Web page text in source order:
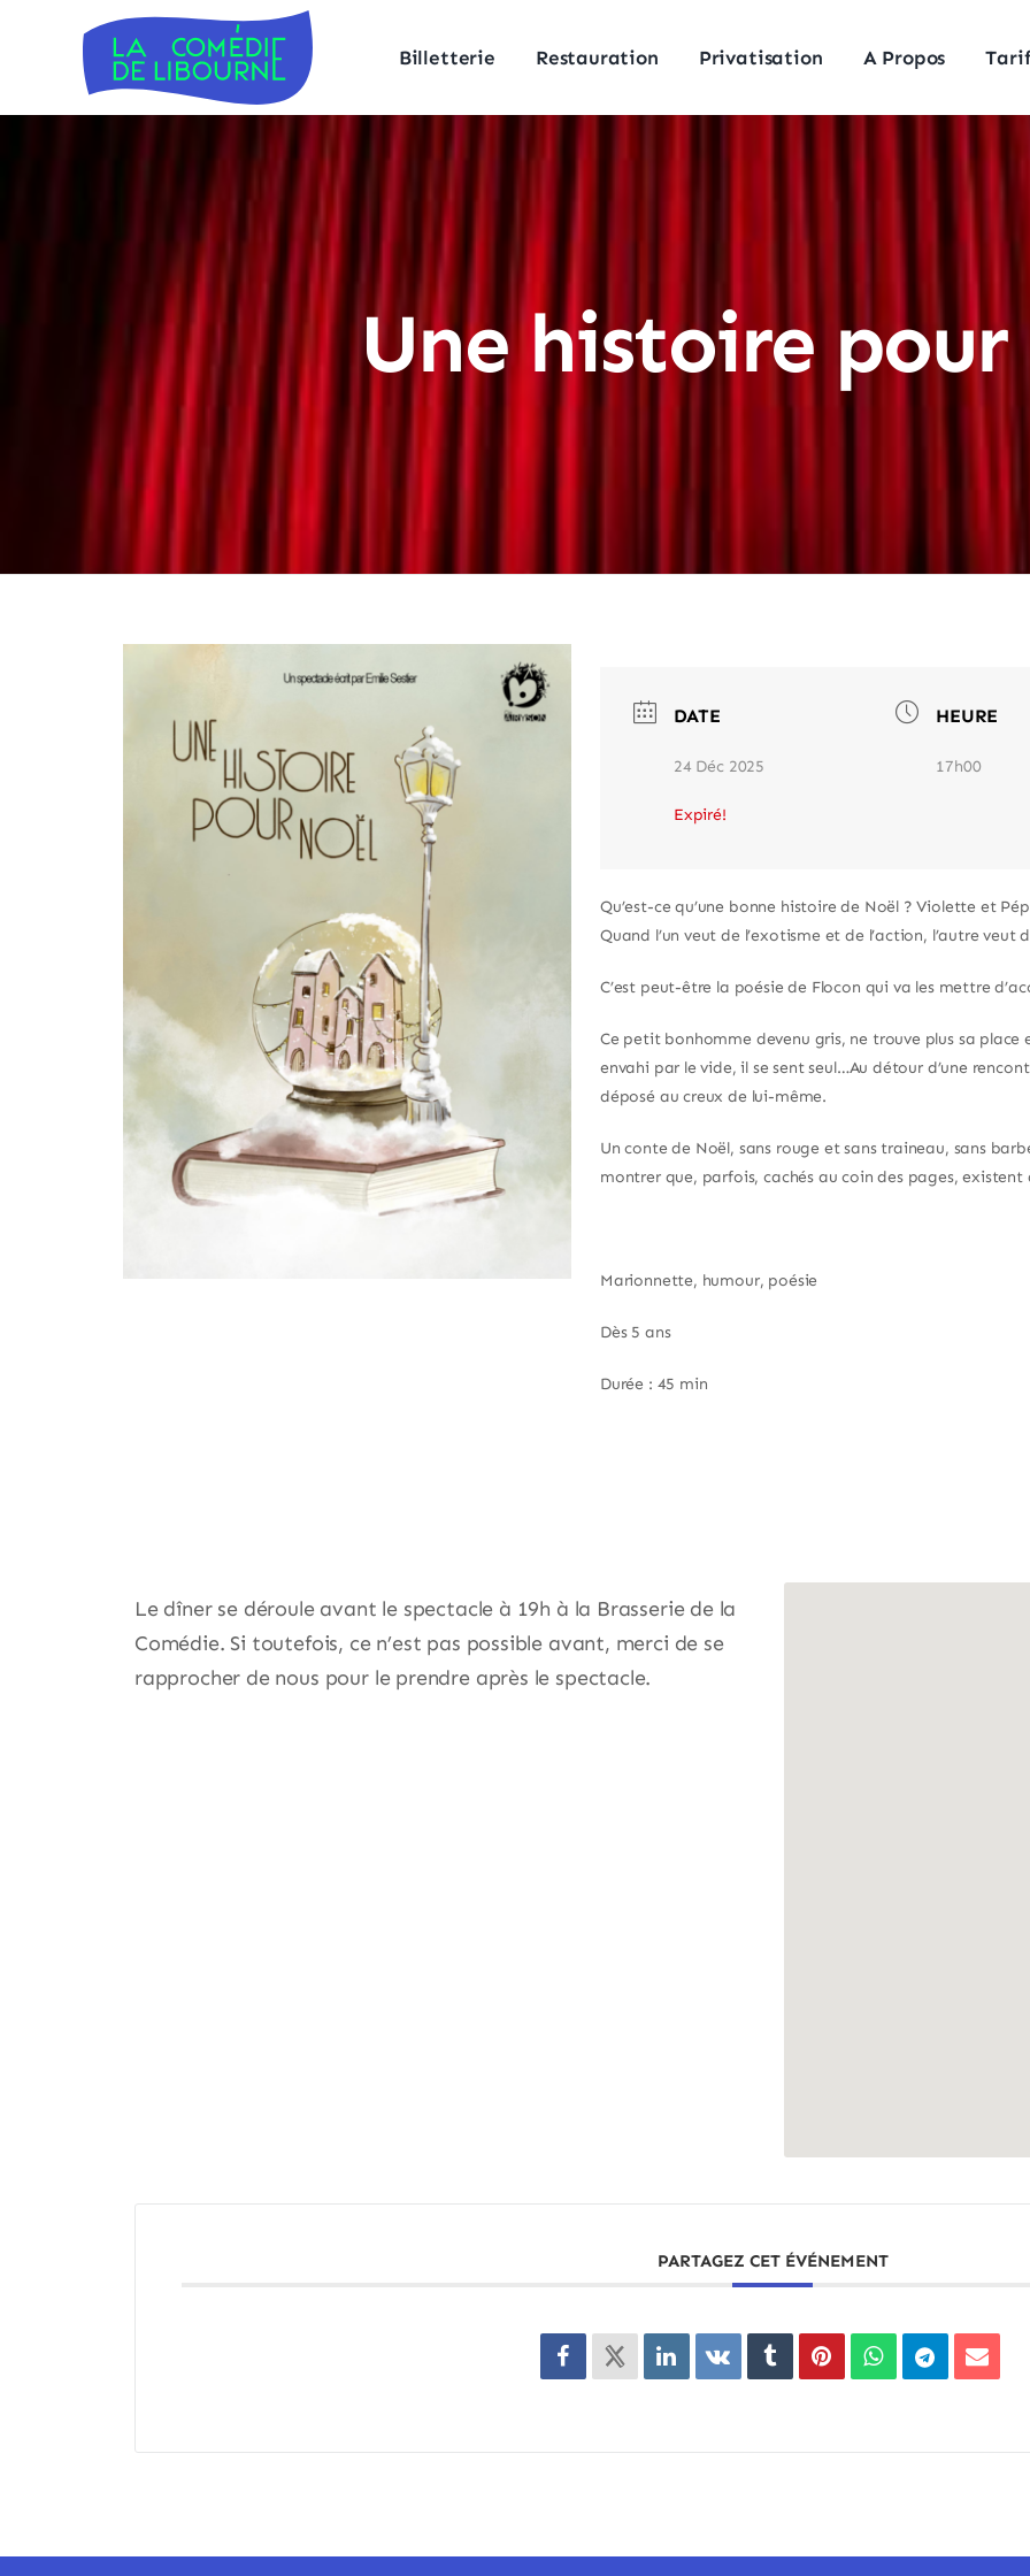
Billetterie Restauration Privatisation A Propos
Une histoire pour
DATE
24 Déc 2025
Expiré!
HEURE
17h00
Qu’est-ce qu’une bonne histoire de Noël ? Violette et
Quand l’un veut de l’exotisme et de l’action, l’autre
C’est peut-être la poésie de Flocon qui va les mettre
Ce petit bonhomme devenu gris, ne trouve plus sa place
envahi par le vide, il se sent seul…Au détour d’une
déposé au creux de lui-même.
Un conte de Noël, sans rouge et sans traineau, sans
montrer que, parfois, cachés au coin des pages,
Marionnette, humour, poésie
Dès 5 ans
Durée : 45 min
Le dîner se déroule avant le spectacle à 19h à la Brasserie de la
Comédie. Si toutefois, ce n’est pas possible avant, merci de se
rapprocher de nous pour le prendre après le spectacle.
PARTAGEZ CET ÉVÉNEMENT